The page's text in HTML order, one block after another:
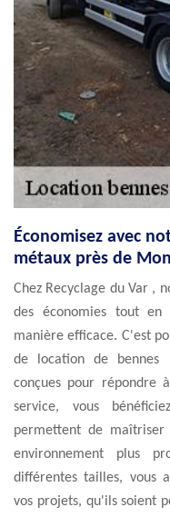
Économisez avec
métaux près de
Chez Recyclage du Var ,
des économies tout en
manière efficace. C'est
de location de bennes
conçues pour répondre
service, vous
permettent de
environnement plus
différentes tailles, vous
vos projets, qu'ils soient